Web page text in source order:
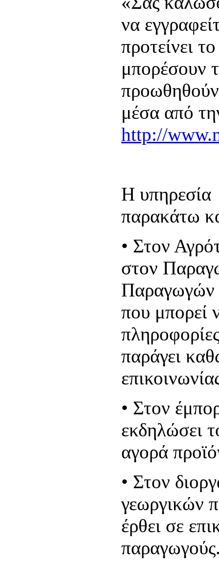
να
προτείνει
μπορέσουν
μέσα από
http://
Η υπηρεσία
παρακάτω
• Στον
στον
Παραγωγών
που μπορεί
παράγει
• Στον
εκδηλώσει
αγορά
• Στον
γεωργικών
έρθει σε